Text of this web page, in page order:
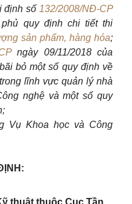
định số 132/2008/NĐ-CP
phủ quy định chi tiết thi
sản phẩm, hàng hóa;
ngày 09/11/2018 của
bỏ một số quy định về
lĩnh vực quản lý nhà
nghệ và một số quy
Vụ Khoa học và Công
thuật thuộc Cục Tần